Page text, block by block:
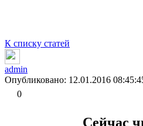
К списку статей
admin
Опубликовано: 12.01.2016
0
Сейчас